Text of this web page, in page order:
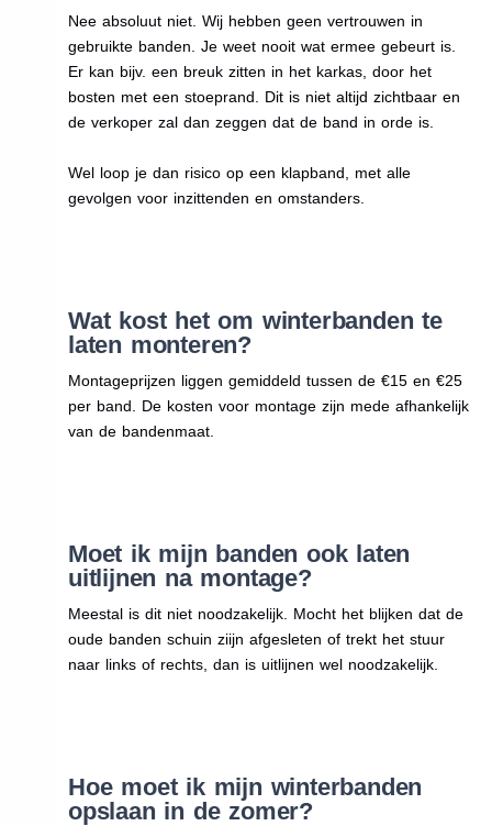
Nee absoluut niet. Wij hebben geen vertrouwen in
gebruikte banden. Je weet nooit wat ermee gebeurt is.
Er kan bijv. een breuk zitten in het karkas, door het
bosten met een stoeprand. Dit is niet altijd zichtbaar en
de verkoper zal dan zeggen dat de band in orde is.
Wel loop je dan risico op een klapband, met alle
gevolgen voor inzittenden en omstanders.
Wat kost het om winterbanden te
laten monteren?
Montageprijzen liggen gemiddeld tussen de €15 en €25
per band. De kosten voor montage zijn mede afhankelijk
van de bandenmaat.
Moet ik mijn banden ook laten
uitlijnen na montage?
Meestal is dit niet noodzakelijk. Mocht het blijken dat de
oude banden schuin ziijn afgesleten of trekt het stuur
naar links of rechts, dan is uitlijnen wel noodzakelijk.
Hoe moet ik mijn winterbanden
opslaan in de zomer?